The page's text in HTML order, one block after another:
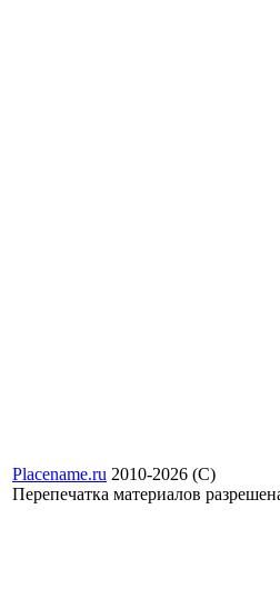
Placename.ru 2010-2026 (С)
Перепечатка материалов